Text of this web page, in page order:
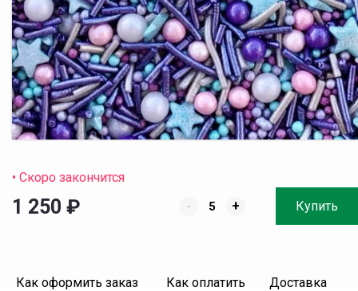
• Скоро закончится
1 250 ₽ - + Купить
Как оформить заказ Как оплатить Доставка